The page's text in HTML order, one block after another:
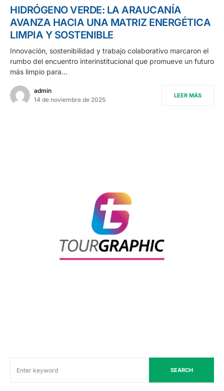
HIDRÓGENO VERDE: LA ARAUCANÍA
AVANZA HACIA UNA MATRIZ ENERGÉTICA
LIMPIA Y SOSTENIBLE
Innovación, sostenibilidad y trabajo colaborativo marcaron el
rumbo del encuentro interinstitucional que promueve un futuro
más limpio para…
admin
14 de noviembre de 2025
LEER MÁS
SEARCH